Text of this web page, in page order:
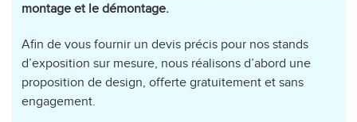
montage et le démontage.
Afin de vous fournir un devis précis pour nos stands
d’exposition sur mesure, nous réalisons d’abord une
proposition de design, offerte gratuitement et sans
engagement.